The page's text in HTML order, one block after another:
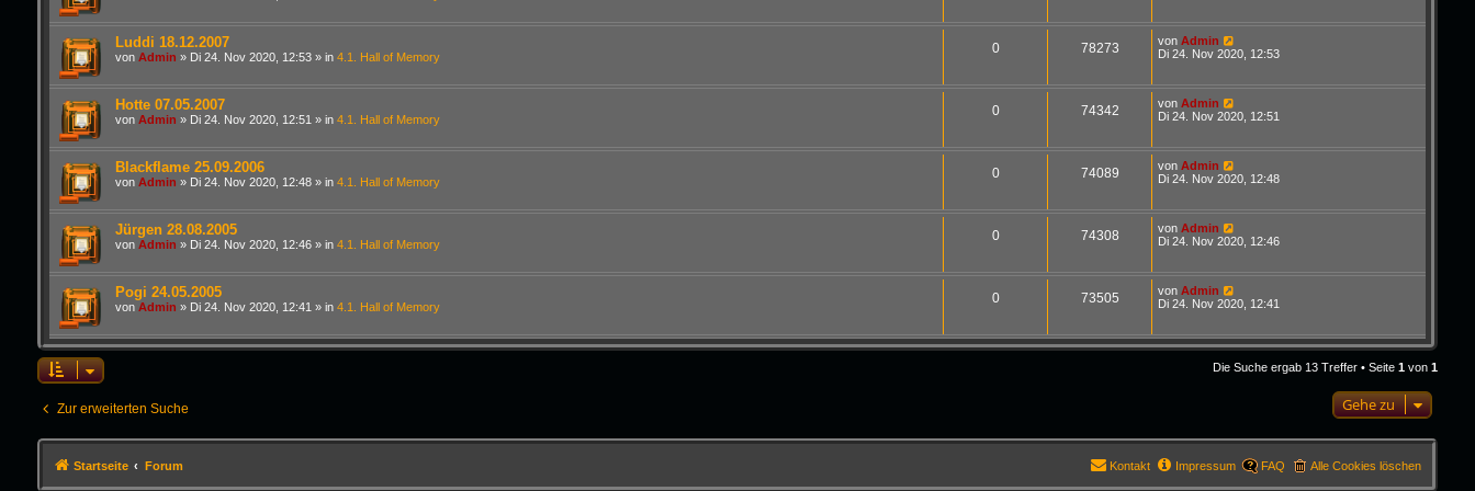
Luddi 18.12.2007
von Admin » Di 24. Nov 2020, 12:53» in 4.1. Hall of Memory
0 78273 von Admin
Di 24. Nov 2020, 12:53
Hotte 07.05.2007
von Admin » Di 24. Nov 2020, 12:51 » in 4.1. Hall of Memory
0 74342 von Admin
Di 24. Nov 2020, 12:51
Blackflame 25.09.2006
von Admin » Di 24. Nov 2020, 12:48» in 4.1. Hall of Memory
0 74089 von Admin
Di 24. Nov 2020, 12:48
Jürgen 28.08.2005
von Admin » Di 24. Nov 2020, 12:46» in 4.1. Hall of Memory
0 74308 von Admin
Di 24. Nov 2020, 12:46
Pogi 24.05.2005
von Admin » Di 24. Nov 2020, 12:41 » in 4.1. Hall of Memory
0 73505 von Admin
Di 24. Nov 2020, 12:41
Die Suche ergab 13 Treffer • Seite1 von1
Zur erweiterten Suche Gehe zu
Startseite Forum Alle Cookies löschen
FAQ
Impressum
Kontakt